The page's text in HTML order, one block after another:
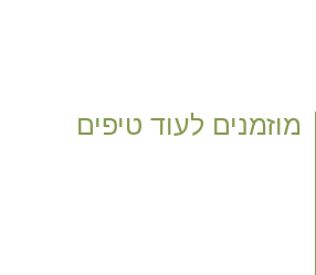
מוזמנים לעוד טיפים